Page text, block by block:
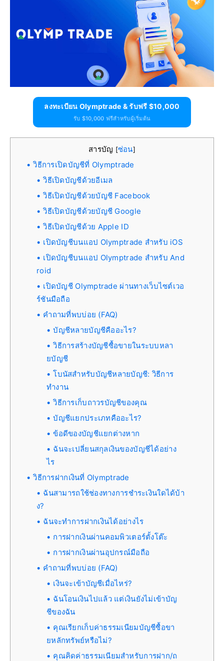
ลงทะเบียน Olymptrade & รับฟรี $10,000
รับ $10,000 ฟรีสำหรับผู้เริ่มต้น
สารบัญ [ซ่อน]
วิธีการเปิดบัญชีที่ Olymptrade
วิธีเปิดบัญชีด้วยอีเมล
วิธีเปิดบัญชีด้วยบัญชี Facebook
วิธีเปิดบัญชีด้วยบัญชี Google
วิธีเปิดบัญชีด้วย Apple ID
เปิดบัญชีบนแอป Olymptrade สำหรับ iOS
เปิดบัญชีบนแอป Olymptrade สำหรับ And
roid
เปิดบัญชี Olymptrade ผ่านทางเว็บไซต์เวอ
ร์ชันมือถือ
คำถามที่พบบ่อย (FAQ)
บัญชีหลายบัญชีคืออะไร?
วิธีการสร้างบัญชีซื้อขายในระบบหลา
ยบัญชี
โบนัสสำหรับบัญชีหลายบัญชี: วิธีการ
ทำงาน
วิธีการเก็บถาวรบัญชีของคุณ
บัญชีแยกประเภทคืออะไร?
ข้อดีของบัญชีแยกต่างหาก
ฉันจะเปลี่ยนสกุลเงินของบัญชีได้อย่าง
ไร
วิธีการฝากเงินที่ Olymptrade
ฉันสามารถใช้ช่องทางการชำระเงินใดได้บ้า
ง?
ฉันจะทำการฝากเงินได้อย่างไร
การฝากเงินผ่านคอมพิวเตอร์ตั้งโต๊ะ
การฝากเงินผ่านอุปกรณ์มือถือ
คำถามที่พบบ่อย (FAQ)
เงินจะเข้าบัญชีเมื่อไหร่?
ฉันโอนเงินไปแล้ว แต่เงินยังไม่เข้าบัญ
ชีของฉัน
คุณเรียกเก็บค่าธรรมเนียมบัญชีซื้อขา
ยหลักทรัพย์หรือไม่?
คุณคิดค่าธรรมเนียมสำหรับการฝาก/ถ